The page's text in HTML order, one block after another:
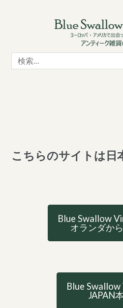
検
索:
こちらのサイトは日
Blue Swallow
オランダか
Blue
JAPAN